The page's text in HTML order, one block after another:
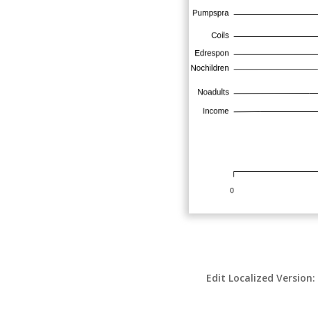
Edit Localized Version: